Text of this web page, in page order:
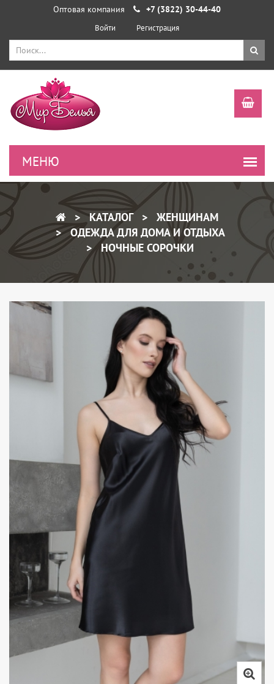
Оптовая компания +7 (3822) 30-44-40
Войти Регистрация
КАТАЛОГ
ЖЕНЩИНАМ
ОДЕЖДА ДЛЯ ДОМА И ОТДЫХА
НОЧНЫЕ СОРОЧКИ